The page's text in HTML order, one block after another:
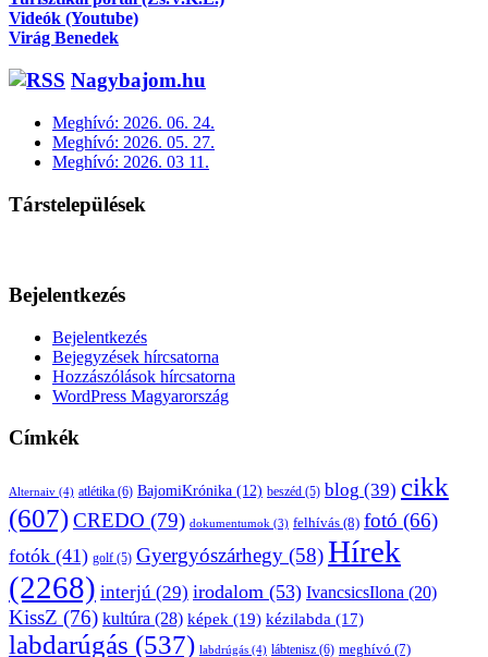
Videók (Youtube)
Virág Benedek
Nagybajom.hu
Meghívó: 2026. 06. 24.
Meghívó: 2026. 05. 27.
Meghívó: 2026. 03 11.
Társtelepülések
Bejelentkezés
Bejelentkezés
Bejegyzések hírcsatorna
Hozzászólások hírcsatorna
WordPress Magyarország
Címkék
Alternaiv (4) atlétika (6) BajomiKrónika (12) beszéd (5) blog (39) cikk
(607)CREDO (79) dokumentumok (3) felhívás (8) fotó (66)
fotók (41) golf (5) Gyergyószárhegy (58)Hírek
(2268) interjú (29) irodalom (53) IvancsicsIlona (20)
KissZ (76) kultúra (28) képek (19) kézilabda (17)
labdarúgás (537) labdrúgás (4) lábtenisz (6) meghívó (7)